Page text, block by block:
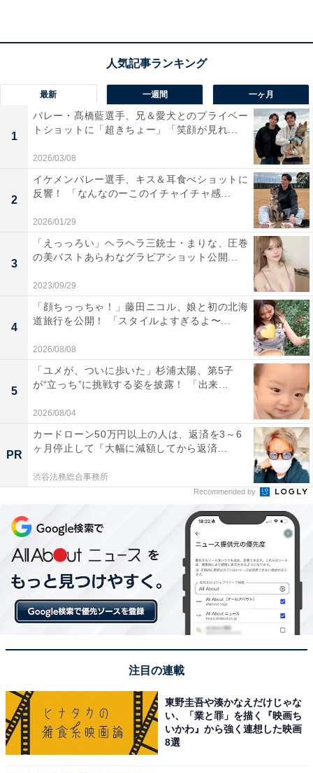
最新 一週間 一ヶ月
1
バレー・髙橋藍選手、兄＆愛犬とのプライベー
トショットに「超きちょー」「笑顔が見れ...
2026/03/08
2
イケメンバレー選手、キス＆耳食べショットに
反響！ 「なんなのーこのイチャイチャ感...
2026/01/29
3
「えっっろい」ヘラヘラ三銃士・まりな、圧巻
の美バストあらわなグラビアショット公開...
2023/09/29
4
「顔ちっっちゃ！」藤田ニコル、娘と初の北海
道旅行を公開！ 「スタイルよすぎるよ〜...
2026/08/08
5
「ユメが、ついに歩いた」杉浦太陽、第5子
が“立っち”に挑戦する姿を披露！ 「出来...
2026/08/04
PR
カードローン50万円以上の人は、返済を3～6
ヶ月停止して『大幅に減額してから返済...
渋谷法務総合事務所
Recommended by
注目の連載
東野圭吾や湊かなえだけじゃな
い、「業と罪」を描く『映画ち
いかわ』から強く連想した映画
8選